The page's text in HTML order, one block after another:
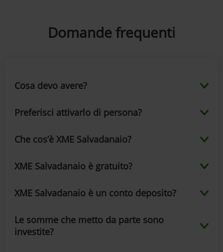
Domande frequenti
Cosa devo avere?
Preferisci attivarlo di persona?
Che cos’è XME Salvadanaio?
XME Salvadanaio è gratuito?
XME Salvadanaio è un conto deposito?
Le somme che metto da parte sono
investite?